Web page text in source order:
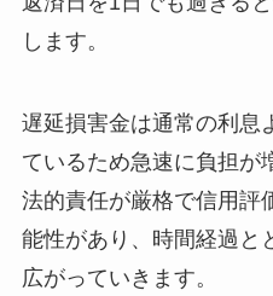
します。
遅延損害金は通常の利息
ているため急速に負担が
法的責任が厳格で信用評
能性があり、時間経過と
広がっていきます。